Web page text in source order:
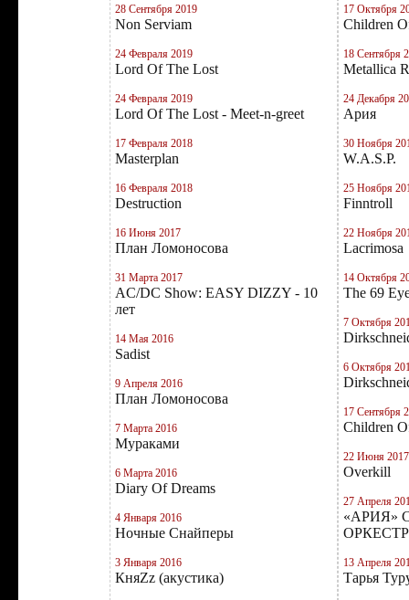
28 Сентября 2019
Non Serviam
24 Февраля 2019
Lord Of The Lost
24 Февраля 2019
Lord Of The Lost - Meet-n-greet
17 Февраля 2018
Masterplan
16 Февраля 2018
Destruction
16 Июня 2017
План Ломоносова
31 Марта 2017
AC/DC Show: EASY DIZZY - 10
лет
14 Мая 2016
Sadist
9 Апреля 2016
План Ломоносова
7 Марта 2016
Мураками
6 Марта 2016
Diary Of Dreams
4 Января 2016
Ночные Снайперы
3 Января 2016
КняZz (акустика)
17 Октября
Children
18 Сентября
Metallica
24 Декабря
Ария
30 Ноября
W.A.S.P.
25 Ноября
Finntroll
22 Ноября
Lacrimosa
14 Октября
The 69
7 Октября
6 Октября
17 Сентября
Children
22 Июня 2017
Overkill
27 Апреля
«АРИЯ»
13 Апреля
Тарья